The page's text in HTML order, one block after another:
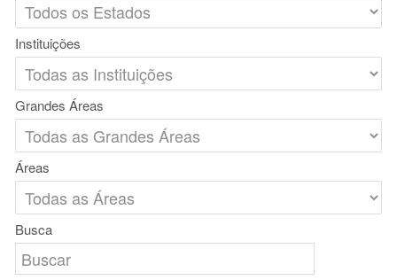
Instituições
Grandes Áreas
Áreas
Busca